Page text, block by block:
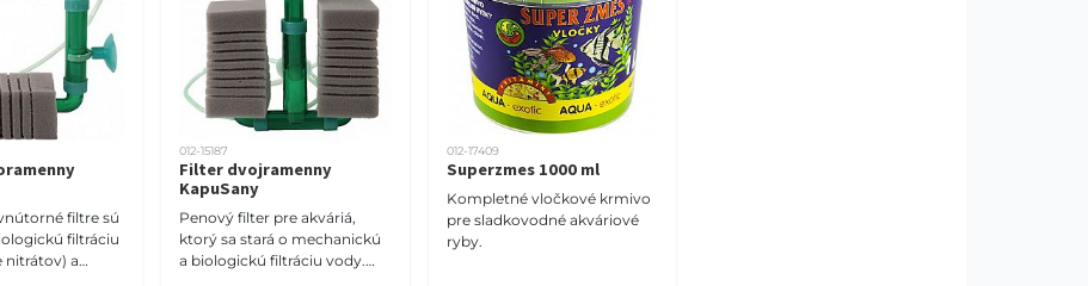
filtre sú
filtráciu
nitrátov) a
012-15187
Filter dvojramenny
KapuSany
Penový filter pre akváriá,
ktorý sa stará o mechanickú
a biologickú filtráciu vody.
012-17409
Superzmes 1000 ml
Kompletné vločkové krmivo
pre sladkovodné akváriové
ryby.